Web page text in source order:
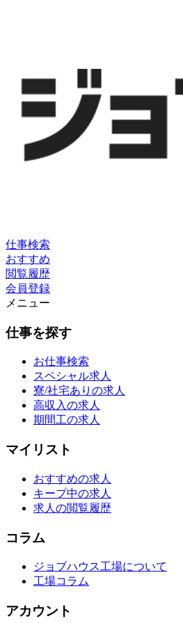
仕事検索
おすすめ
閲覧履歴
会員登録
メニュー
仕事を探す
お仕事検索
スペシャル求人
寮/社宅ありの求人
高収入の求人
期間工の求人
マイリスト
おすすめの求人
キープ中の求人
求人の閲覧履歴
コラム
ジョブハウス工場について
工場コラム
アカウント